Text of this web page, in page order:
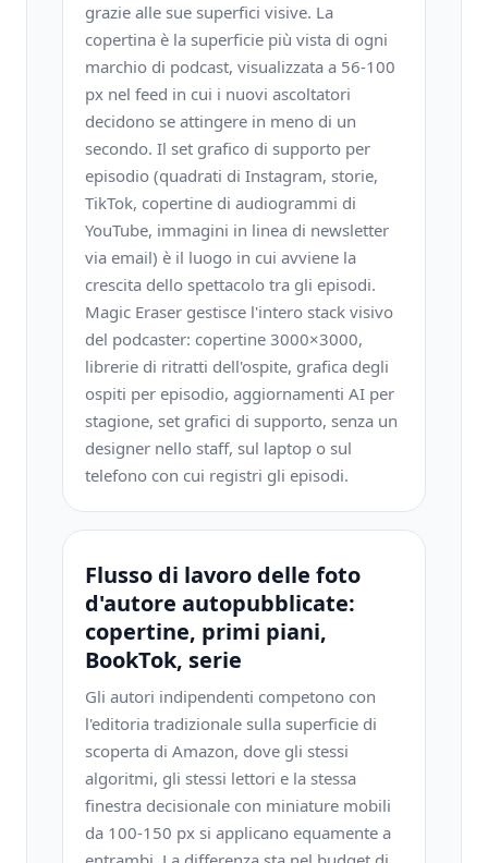
grazie alle sue superfici visive. La
copertina è la superficie più vista di ogni
marchio di podcast, visualizzata a 56-100
px nel feed in cui i nuovi ascoltatori
decidono se attingere in meno di un
secondo. Il set grafico di supporto per
episodio (quadrati di Instagram, storie,
TikTok, copertine di audiogrammi di
YouTube, immagini in linea di newsletter
via email) è il luogo in cui avviene la
crescita dello spettacolo tra gli episodi.
Magic Eraser gestisce l'intero stack visivo
del podcaster: copertine 3000×3000,
librerie di ritratti dell'ospite, grafica degli
ospiti per episodio, aggiornamenti AI per
stagione, set grafici di supporto, senza un
designer nello staff, sul laptop o sul
telefono con cui registri gli episodi.
Flusso di lavoro delle foto
d'autore autopubblicate:
copertine, primi piani,
BookTok, serie
Gli autori indipendenti competono con
l'editoria tradizionale sulla superficie di
scoperta di Amazon, dove gli stessi
algoritmi, gli stessi lettori e la stessa
finestra decisionale con miniature mobili
da 100-150 px si applicano equamente a